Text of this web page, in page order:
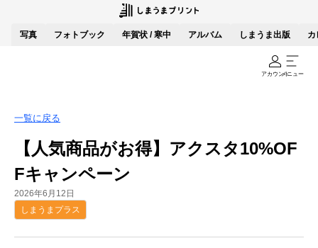
写真 フォトブック 年賀状 / 寒中 アルバム しまうま出版 カ
アカウントメニュー
一覧に戻る
【人気商品がお得】アクスタ10%OF
Fキャンペーン
2026年6月12日
しまうまプラス